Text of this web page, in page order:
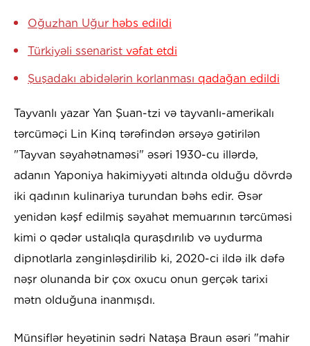
Oğuzhan Uğur həbs edildi
Türkiyəli ssenarist vəfat etdi
Şuşadakı abidələrin korlanması qadağan edildi
Tayvanlı yazar Yan Şuan-tzi və tayvanlı-amerikalı
tərcüməçi Lin Kinq tərəfindən ərsəyə gətirilən
"Tayvan səyahətnaməsi" əsəri 1930-cu illərdə,
adanın Yaponiya hakimiyyəti altında olduğu dövrdə
iki qadının kulinariya turundan bəhs edir. Əsər
yenidən kəşf edilmiş səyahət memuarının tərcüməsi
kimi o qədər ustalıqla quraşdırılıb və uydurma
dipnotlarla zənginləşdirilib ki, 2020-ci ildə ilk dəfə
nəşr olunanda bir çox oxucu onun gerçək tarixi
mətn olduğuna inanmışdı.
Münsiflər heyətinin sədri Nataşa Braun əsəri "mahir